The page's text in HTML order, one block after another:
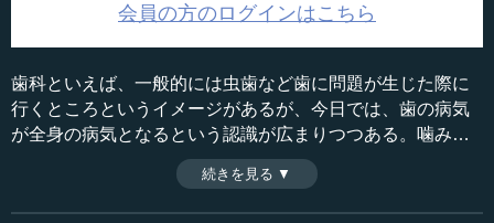
会員の方のログインはこちら
歯科といえば、一般的には虫歯など歯に問題が生じた際に
行くところというイメージがあるが、今日では、歯の病気
が全身の病気となるという認識が広まりつつある。噛み合
わせや歯の健康は、人間の健康にとってとても重要で、こ
れは脳や心の健康にも関わっている。その点について、河
原英雄先生と上濱正先生に本講義の前にお話を伺った。
収録日：2019年11月14日
続きを見る ▼